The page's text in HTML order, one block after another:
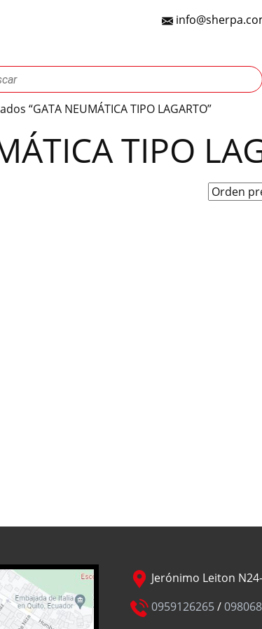
“GATA NEUMÁTICA TIPO LAGARTO”
TIPO
Jerónimo Leiton
0959126265/